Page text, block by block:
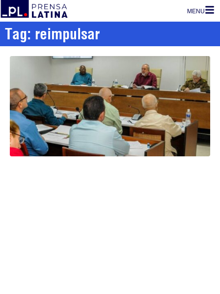
MENU
Tag: reimpulsar